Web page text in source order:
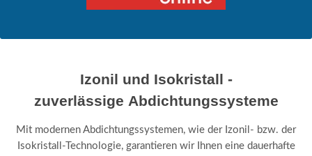
Izonil und Isokristall -
zuverlässige Abdichtungssysteme
Mit modernen Abdichtungssystemen, wie der Izonil- bzw. der
Isokristall-Technologie, garantieren wir Ihnen eine dauerhafte